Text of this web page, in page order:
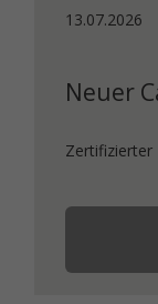
13.07.2026
Neuer
Zertifizierter